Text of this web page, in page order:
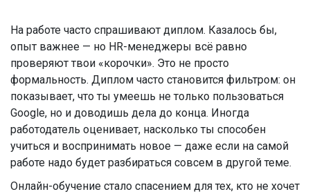
На работе часто спрашивают диплом. Казалось бы,
опыт важнее — но HR-менеджеры всё равно
проверяют твои «корочки». Это не просто
формальность. Диплом часто становится фильтром: он
показывает, что ты умеешь не только пользоваться
Google, но и доводишь дела до конца. Иногда
работодатель оценивает, насколько ты способен
учиться и воспринимать новое — даже если на самой
работе надо будет разбираться совсем в другой теме.
Онлайн-обучение стало спасением для тех, кто не хочет